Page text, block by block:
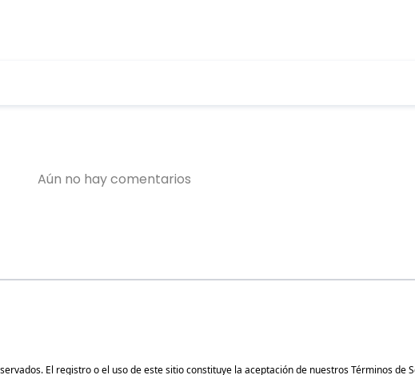
El registro o el uso de este sitio constituye la aceptación de nuestrosTérminos de